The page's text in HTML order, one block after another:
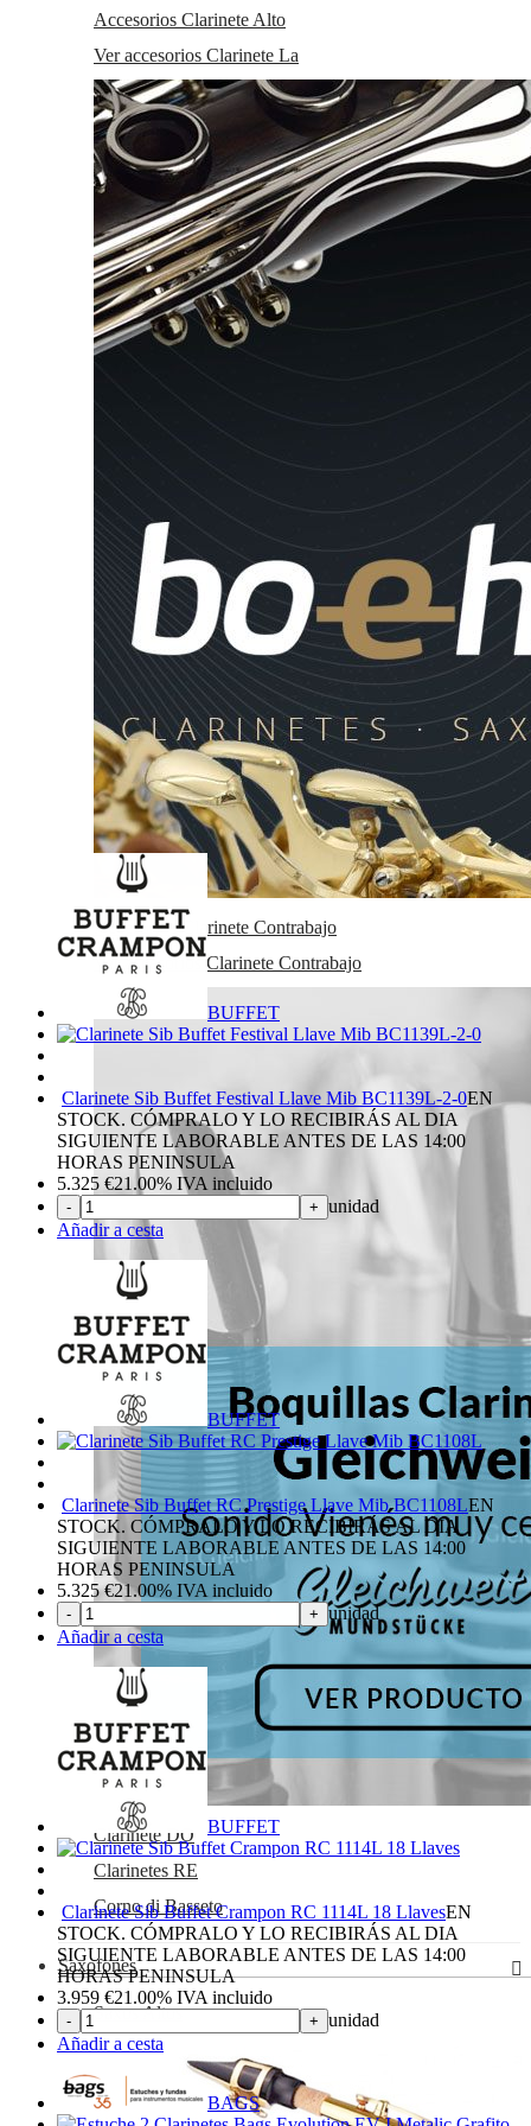
Accesorios Clarinete Alto
Ver accesorios Clarinete La
Accesorios Clarinete Contrabajo
Ver accesorios Clarinete Contrabajo
Clarinete DO
Clarinetes RE
Corno di Basseto
Saxofones
Saxos Altos
Descripción técnica
TOUR FÁBRICA BUFFET
Familias relacionadas
Clarinetes Sib Clarinetes
Fecha de lanzamiento
Martes, 21 Octubre 2014
Solicitar más info Recomendar Valorar
Relacionados
BUFFET
Clarinete Sib Buffet Festival Llave Mib BC1139L-2-0EN
STOCK. CÓMPRALO Y LO RECIBIRÁS AL DIA
SIGUIENTE LABORABLE ANTES DE LAS 14:00
HORAS PENINSULA
5.325 €21.00% IVA incluido
- + unidad
Añadir a cesta
BUFFET
Clarinete Sib Buffet RC Prestige Llave Mib BC1108LEN
STOCK. CÓMPRALO Y LO RECIBIRÁS AL DIA
SIGUIENTE LABORABLE ANTES DE LAS 14:00
HORAS PENINSULA
5.325 €21.00% IVA incluido
- + unidad
Añadir a cesta
BUFFET
Clarinete Sib Buffet Crampon RC 1114L 18 LlavesEN
STOCK. CÓMPRALO Y LO RECIBIRÁS AL DIA
SIGUIENTE LABORABLE ANTES DE LAS 14:00
HORAS PENINSULA
3.959 €21.00% IVA incluido
- + unidad
Añadir a cesta
BAGS